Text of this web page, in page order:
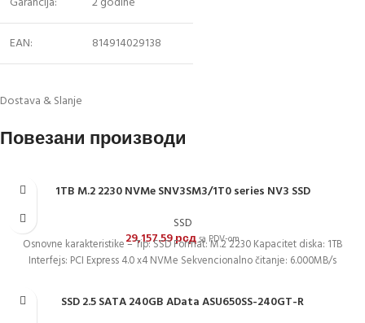
EAN: 814914029138
Dostava & Slanje
Повезани производи
1TB M.2 2230 NVMe SNV3SM3/1T0 series NV3 SSD
SSD
29,157.59рсдsa PDV-om
Osnovne karakteristike – Tip: SSD Format: M.2 2230 Kapacitet diska: 1TB
Interfejs: PCI Express 4.0 x4 NVMe Sekvencionalno čitanje: 6.000MB/s
SSD 2.5 SATA 240GB AData ASU650SS-240GT-R